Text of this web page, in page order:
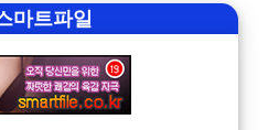
마트파일